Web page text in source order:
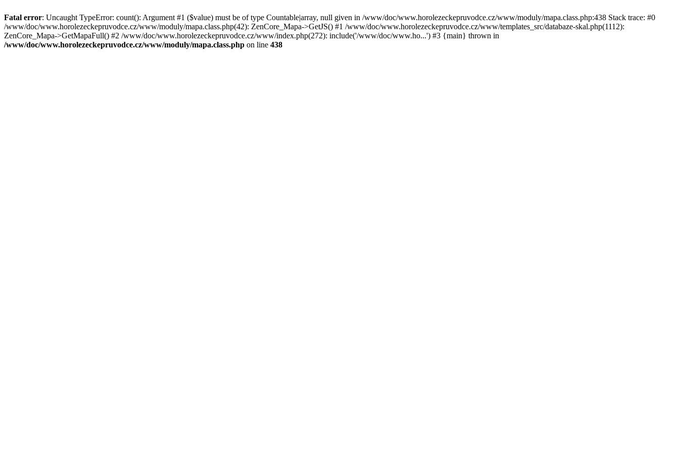
Fatal error: Uncaught TypeError: count(): Argument #1 ($value) must be of type Countable|array, null given in /www/doc/www.horolezeckepruvodce.cz/www/moduly/mapa.class.php:438 Stack trace: #0
/www/doc/www.horolezeckepruvodce.cz/www/moduly/mapa.class.php(42): ZenCore_Mapa->GetJS() #1 /www/doc/www.horolezeckepruvodce.cz/www/templates_src/databaze-skal.php(1112):
ZenCore_Mapa->GetMapaFull() #2 /www/doc/www.horolezeckepruvodce.cz/www/index.php(272): include('/www/doc/www.ho...') #3 {main} thrown in
/www/doc/www.horolezeckepruvodce.cz/www/moduly/mapa.class.php on line 438